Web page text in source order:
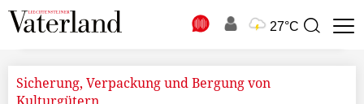
27°C
Suchbegriff
Sicherung, Verpackung und Bergung von